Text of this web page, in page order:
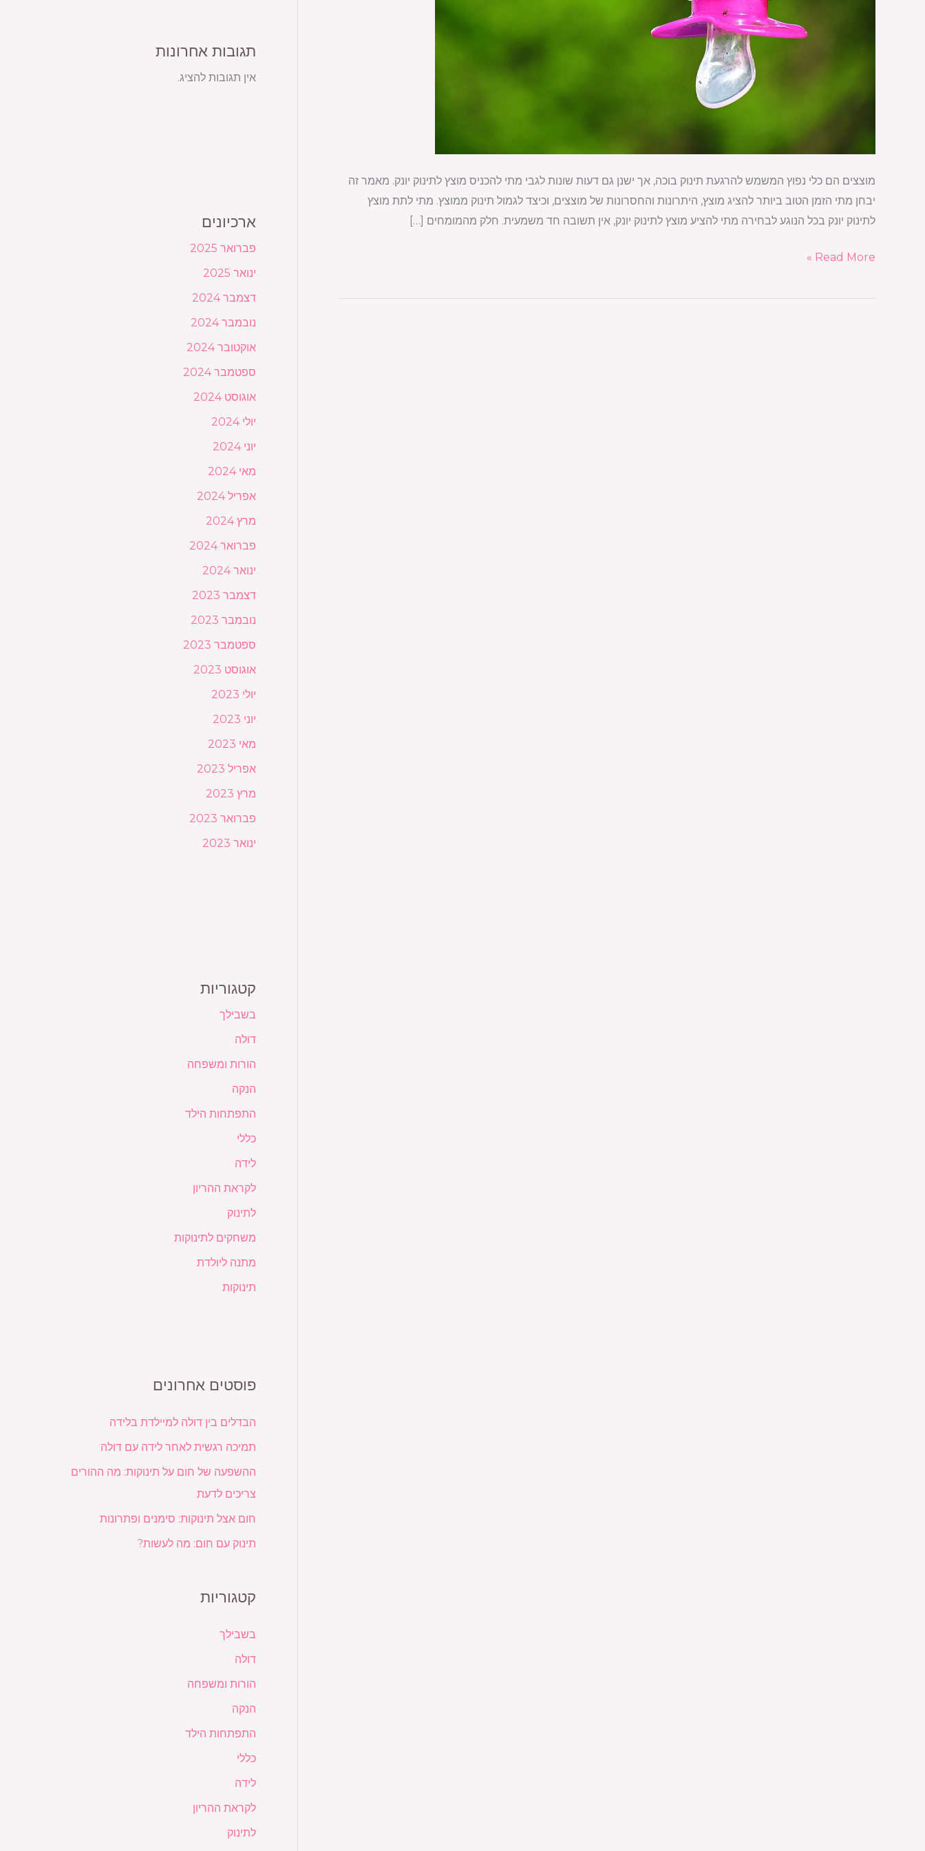
מוצצים הם כלי נפוץ המשמש להרגעת תינוק בוכה, אך ישנן גם דעות שונות לגבי מתי להכניס מוצץ לתינוק יונק. מאמר זה
יבחן מתי הזמן הטוב ביותר להציג מוצץ, היתרונות והחסרונות של מוצצים, וכיצד לגמול תינוק ממוצץ. מתי לתת מוצץ
לתינוק יונק בכל הנוגע לבחירה מתי להציע מוצץ לתינוק יונק, אין תשובה חד משמעית. חלק מהמומחים […]
Read More »
תגובות אחרונות
אין תגובות להציג.
ארכיונים
פברואר 2025
ינואר 2025
דצמבר 2024
נובמבר 2024
אוקטובר 2024
ספטמבר 2024
אוגוסט 2024
יולי 2024
יוני 2024
מאי 2024
אפריל 2024
מרץ 2024
פברואר 2024
ינואר 2024
דצמבר 2023
נובמבר 2023
ספטמבר 2023
אוגוסט 2023
יולי 2023
יוני 2023
מאי 2023
אפריל 2023
מרץ 2023
פברואר 2023
ינואר 2023
קטגוריות
בשבילך
דולה
הורות ומשפחה
הנקה
התפתחות הילד
כללי
לידה
לקראת ההריון
לתינוק
משחקים לתינוקות
מתנה ליולדת
תינוקות
פוסטים אחרונים
הבדלים בין דולה למיילדת בלידה
תמיכה רגשית לאחר לידה עם דולה
ההשפעה של חום על תינוקות: מה ההורים
צריכים לדעת
חום אצל תינוקות: סימנים ופתרונות
תינוק עם חום: מה לעשות?
קטגוריות
בשבילך
דולה
הורות ומשפחה
הנקה
התפתחות הילד
כללי
לידה
לקראת ההריון
לתינוק